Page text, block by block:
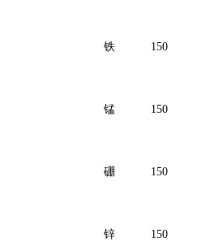
铁 150
锰 150
硼 150
锌 150